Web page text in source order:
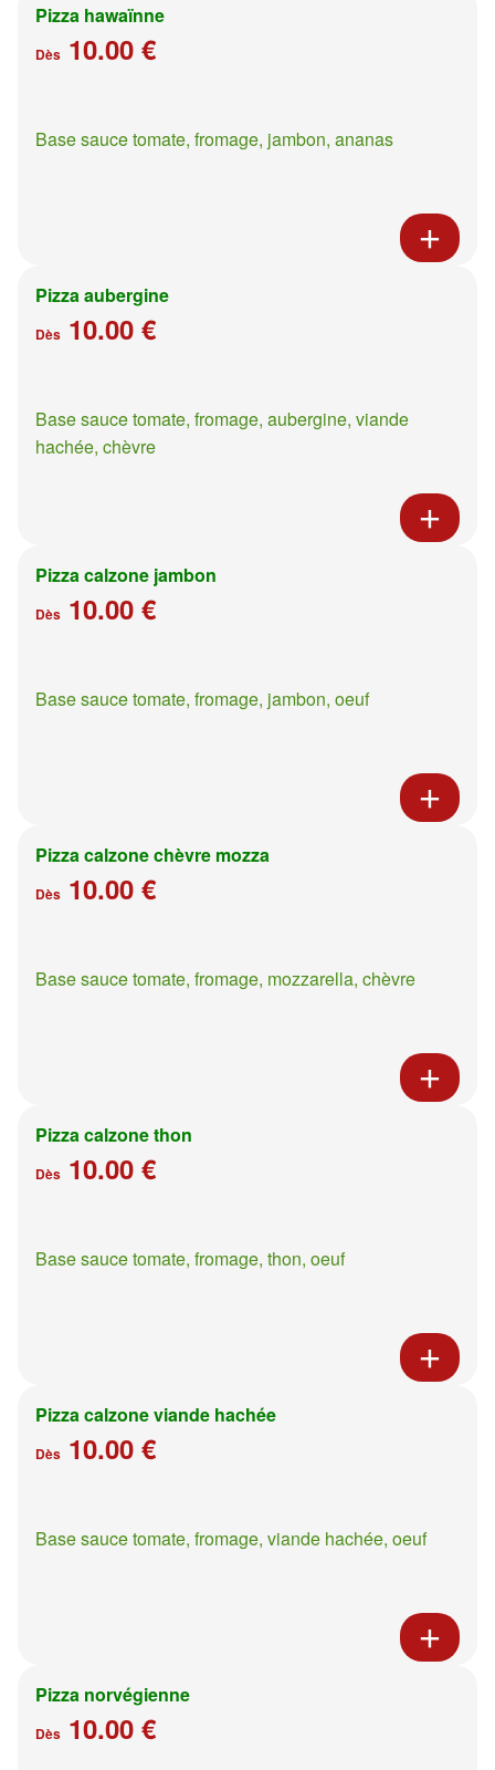
Pizza hawaïnne
Dès 10.00 €
Base sauce tomate, fromage, jambon, ananas
Pizza aubergine
Dès 10.00 €
Base sauce tomate, fromage, aubergine, viande
hachée, chèvre
Pizza calzone jambon
Dès 10.00 €
Base sauce tomate, fromage, jambon, oeuf
Pizza calzone chèvre mozza
Dès 10.00 €
Base sauce tomate, fromage, mozzarella, chèvre
Pizza calzone thon
Dès 10.00 €
Base sauce tomate, fromage, thon, oeuf
Pizza calzone viande hachée
Dès 10.00 €
Base sauce tomate, fromage, viande hachée, oeuf
Pizza norvégienne
Dès 10.00 €